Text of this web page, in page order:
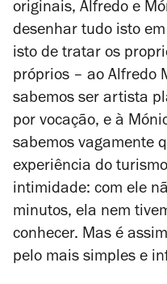
originais, Alfredo e
desenhar tudo isto
isto de tratar os
próprios – ao Alfredo
sabemos ser artista
por vocação, e à
sabemos vagamente
experiência do
intimidade: com ele
minutos, ela nem
conhecer. Mas é
pelo mais simples e